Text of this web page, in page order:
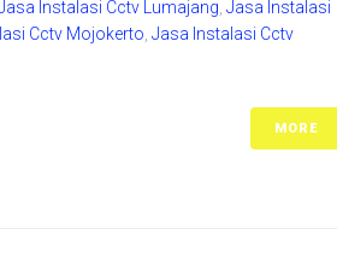
Instalasi Cctv Lumajang Jasa Instalasi
Cctv Mojokerto Jasa Instalasi Cctv
MORE